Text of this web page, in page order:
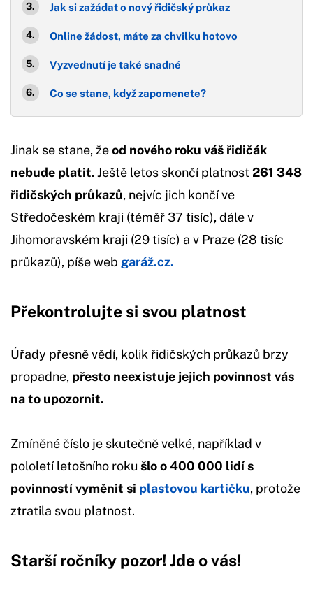
Jak si zažádat o nový řidičský průkaz
Online žádost, máte za chvilku hotovo
Vyzvednutí je také snadné
Co se stane, když zapomenete?
Jinak se stane, žeod nového roku váš řidičák
nebude platit. Ještě letos skončí platnost261 348
řidičských průkazů, nejvíc jich končí ve
Středočeském kraji (téměř 37 tisíc), dále v
Jihomoravském kraji (29 tisíc) a v Praze (28 tisíc
průkazů), píše web garáž.cz.
Překontrolujte si svou platnost
Úřady přesně vědí, kolik řidičských průkazů brzy
propadne, přesto neexistuje jejich povinnost vás
na to upozornit.
Zmíněné číslo je skutečně velké, například v
pololetí letošního roku šlo o 400 000 lidí s
povinností vyměnit si plastovou kartičku, protože
ztratila svou platnost.
Starší ročníky pozor! Jde o vás!